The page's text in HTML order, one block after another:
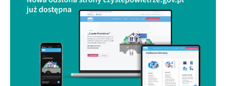
Firmy te działają w charakterze pośredników prezentujących nasze
treści w postaci wiadomości, ofert, komunikatów mediów